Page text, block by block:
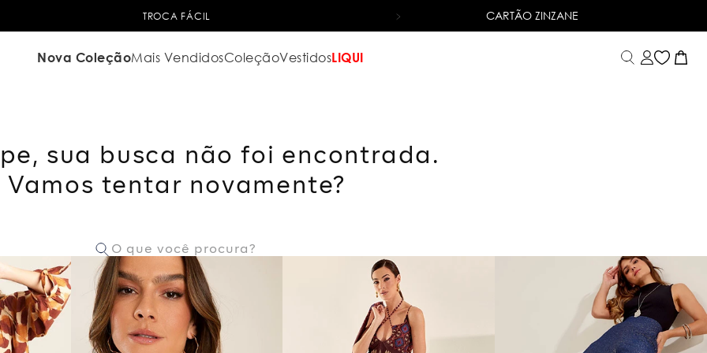
TROCA FÁCIL 6X SEM JUROSNO CARTÃO DE CRÉDITO
CARTÃO ZINZANE
Nova ColeçãoMais VendidosColeçãoVestidosLIQUI
sua busca não foi encontrada.
Vamos tentar novamente?